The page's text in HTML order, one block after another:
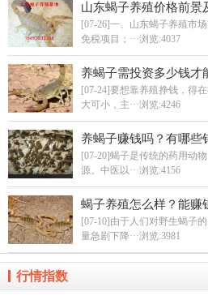
山东蝎子养殖价格前景
基地在哪里？
[07-26]一、山东蝎子养殖市
免税项目；···浏览:4037
养蝎子需投资多少钱才
么大家都没养成功？
[07-24]要想靠养殖挣钱，得
大可小，主···浏览:4246
养蝎子赚钱吗？有哪些
[07-20]蝎子是传统的药用动
源。中医以···浏览:4156
蝎子养殖怎么样？能赚
[07-10]由于人们对野生蝎子
量急剧下降···浏览:3981
行情指数